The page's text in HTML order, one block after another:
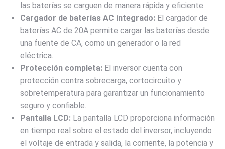
las baterías se carguen de manera rápida y eficiente.
Cargador de baterías AC integrado: El cargador de
baterías AC de 20A permite cargar las baterías desde
una fuente de CA, como un generador o la red
eléctrica.
Protección completa: El inversor cuenta con
protección contra sobrecarga, cortocircuito y
sobretemperatura para garantizar un funcionamiento
seguro y confiable.
Pantalla LCD: La pantalla LCD proporciona información
en tiempo real sobre el estado del inversor, incluyendo
el voltaje de entrada y salida, la corriente, la potencia y